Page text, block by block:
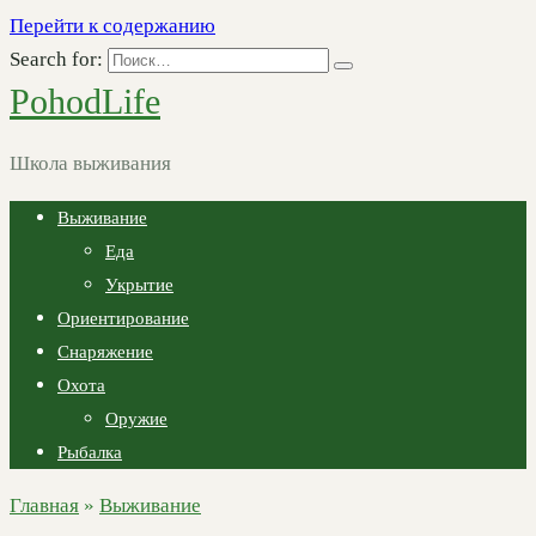
Перейти к содержанию
Search for:
PohodLife
Школа выживания
Выживание
Еда
Укрытие
Ориентирование
Снаряжение
Охота
Оружие
Рыбалка
Главная » Выживание